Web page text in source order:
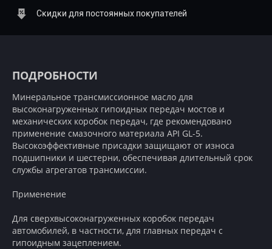
Скидки для постоянных покупателей
ПОДРОБНОСТИ
Минеральное трансмиссионное масло для
высоконагруженных гипоидных передач мостов и
механических коробок передач, где рекомендовано
применение смазочного материала API GL-5.
Высокоэффективные присадки защищают от износа
подшипники и шестерни, обеспечивая длительный срок
службы агрегатов трансмиссии.
Применение
Для сверхвысоконагруженных коробок передач
автомобилей, в частности, для главных передач с
гипоидным зацеплением.